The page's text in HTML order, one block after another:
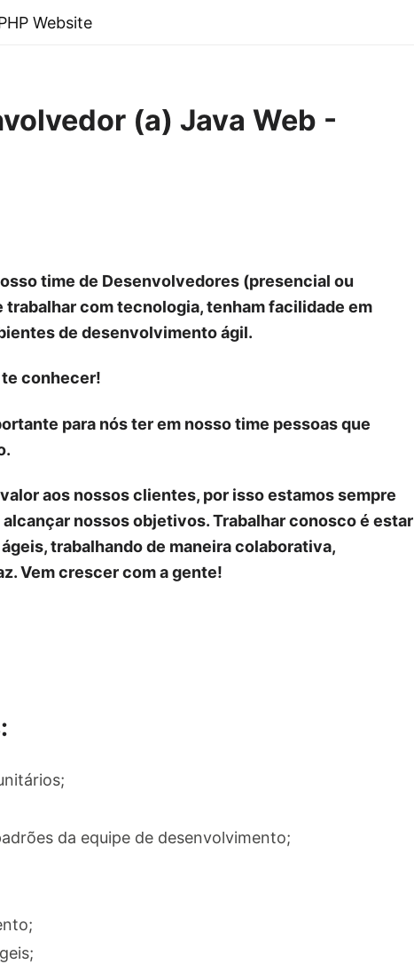
Website
(a) Java Web -
time de Desenvolvedores (presencial ou
com tecnologia, tenham facilidade em
de desenvolvimento ágil.
conhecer!
para nós ter em nosso time pessoas que
aos nossos clientes, por isso estamos sempre
nossos objetivos. Trabalhar conosco é estar
trabalhando de maneira colaborativa,
Vem crescer com a gente!
da equipe de desenvolvimento;